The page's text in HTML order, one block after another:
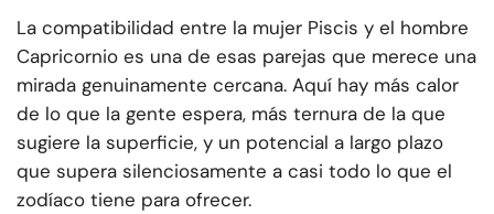
La compatibilidad entre la mujer Piscis y el hombre
Capricornio es una de esas parejas que merece una
mirada genuinamente cercana. Aquí hay más calor
de lo que la gente espera, más ternura de la que
sugiere la superficie, y un potencial a largo plazo
que supera silenciosamente a casi todo lo que el
zodíaco tiene para ofrecer.